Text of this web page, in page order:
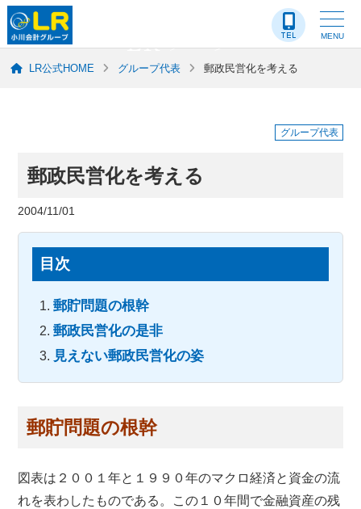
MENU
LR-ブログ
LR公式HOME グループ代表 郵政民営化を考える
グループ代表
郵政民営化を考える
2004/11/01
目次
郵貯問題の根幹
郵政民営化の是非
見えない郵政民営化の姿
郵貯問題の根幹
図表は２００１年と１９９０年のマクロ経済と資金の流
れを表わしたものである。この１０年間で金融資産の残